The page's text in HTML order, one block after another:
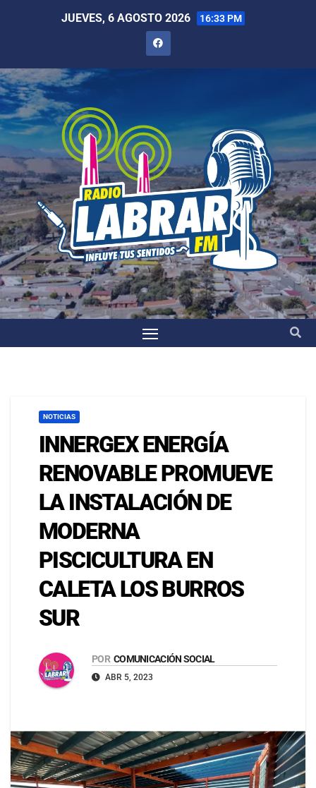
JUEVES, 6 AGOSTO 2026 16:33 PM
NOTICIAS
INNERGEX ENERGÍA
RENOVABLE PROMUEVE
LA INSTALACIÓN DE
MODERNA
PISCICULTURA EN
CALETA LOS BURROS
SUR
POR COMUNICACIÓN SOCIAL
ABR 5, 2023